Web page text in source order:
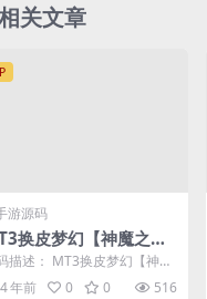
关文章
游源码
换皮梦幻【神魔之梦
化圣)】3月整理Linux
服务端+GM后台
描述： MT3换皮梦幻【神魔
(71化圣)】3月整理Linux手
务端+...
4 年前 0 0 516